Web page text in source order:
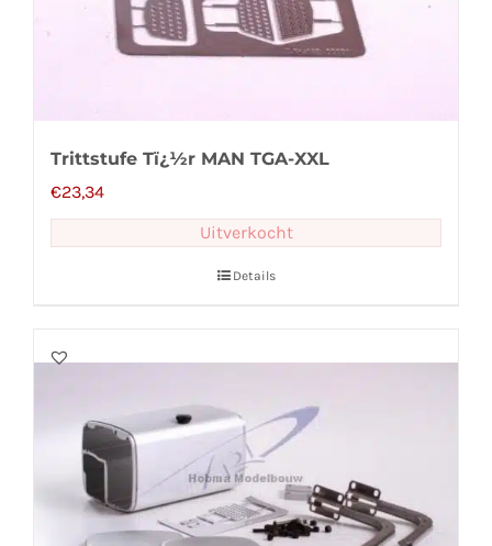
Trittstufe Tï¿½r MAN TGA-XXL
€23,34
Uitverkocht
Details